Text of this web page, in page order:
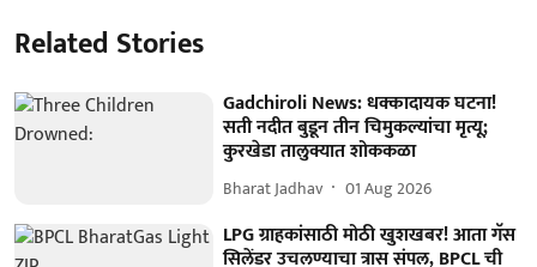
Related Stories
Gadchiroli News: धक्कादायक घटना!
सती नदीत बुडून तीन चिमुकल्यांचा मृत्यू;
कुरखेडा तालुक्यात शोककळा
Bharat Jadhav 01 Aug 2026
LPG ग्राहकांसाठी मोठी खुशखबर! आता गॅस
सिलेंडर उचलण्याचा त्रास संपल, BPCL ची